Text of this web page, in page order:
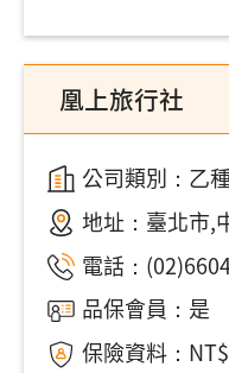
凰上旅行社
公司類別：乙種
地址： 臺北市,
電話：
品保會員：是
保險資料：